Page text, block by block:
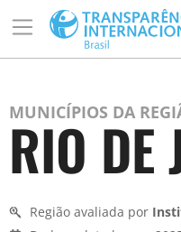
MUNICÍPIOS DA
RIO DE
Região avaliada por